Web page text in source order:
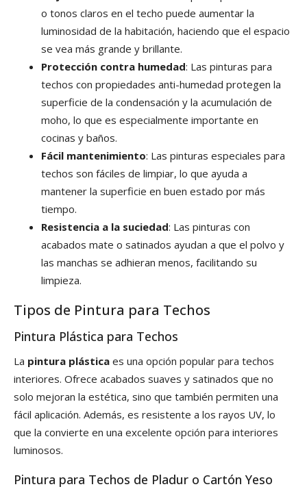
o tonos claros en el techo puede aumentar la
luminosidad de la habitación, haciendo que el espacio
se vea más grande y brillante.
Protección contra humedad: Las pinturas para
techos con propiedades anti-humedad protegen la
superficie de la condensación y la acumulación de
moho, lo que es especialmente importante en
cocinas y baños.
Fácil mantenimiento: Las pinturas especiales para
techos son fáciles de limpiar, lo que ayuda a
mantener la superficie en buen estado por más
tiempo.
Resistencia a la suciedad: Las pinturas con
acabados mate o satinados ayudan a que el polvo y
las manchas se adhieran menos, facilitando su
limpieza.
Tipos de Pintura para Techos
Pintura Plástica para Techos
La pintura plástica es una opción popular para techos
interiores. Ofrece acabados suaves y satinados que no
solo mejoran la estética, sino que también permiten una
fácil aplicación. Además, es resistente a los rayos UV, lo
que la convierte en una excelente opción para interiores
luminosos.
Pintura para Techos de Pladur o Cartón Yeso